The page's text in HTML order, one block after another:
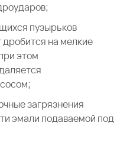
пузырьков
на мелкие
этом
загрязнения
эмали подаваемой под